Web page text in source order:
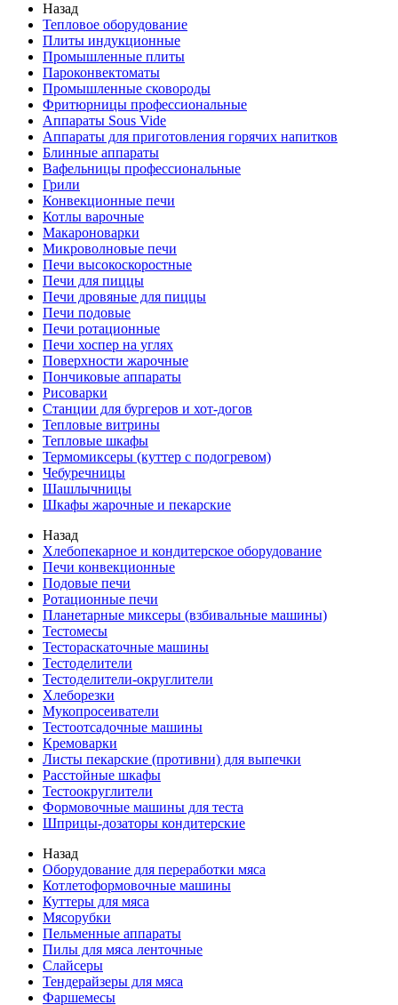
Назад
Тепловое оборудование
Плиты индукционные
Промышленные плиты
Пароконвектоматы
Промышленные сковороды
Фритюрницы профессиональные
Аппараты Sous Vide
Аппараты для приготовления горячих напитков
Блинные аппараты
Вафельницы профессиональные
Грили
Конвекционные печи
Котлы варочные
Макароноварки
Микроволновые печи
Печи высокоскоростные
Печи для пиццы
Печи дровяные для пиццы
Печи подовые
Печи ротационные
Печи хоспер на углях
Поверхности жарочные
Пончиковые аппараты
Рисоварки
Станции для бургеров и хот-догов
Тепловые витрины
Тепловые шкафы
Термомиксеры (куттер с подогревом)
Чебуречницы
Шашлычницы
Шкафы жарочные и пекарские
Назад
Хлебопекарное и кондитерское оборудование
Печи конвекционные
Подовые печи
Ротационные печи
Планетарные миксеры (взбивальные машины)
Тестомесы
Тестораскаточные машины
Тестоделители
Тестоделители-округлители
Хлеборезки
Мукопросеиватели
Тестоотсадочные машины
Кремоварки
Листы пекарские (противни) для выпечки
Расстойные шкафы
Тестоокруглители
Формовочные машины для теста
Шприцы-дозаторы кондитерские
Назад
Оборудование для переработки мяса
Котлетоформовочные машины
Куттеры для мяса
Мясорубки
Пельменные аппараты
Пилы для мяса ленточные
Слайсеры
Тендерайзеры для мяса
Фаршемесы